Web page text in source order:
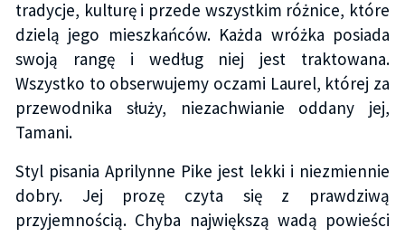
tradycje, kulturę i przede wszystkim różnice, które
dzielą jego mieszkańców. Każda wróżka posiada
swoją rangę i według niej jest traktowana.
Wszystko to obserwujemy oczami Laurel, której za
przewodnika służy, niezachwianie oddany jej,
Tamani.
Styl pisania Aprilynne Pike jest lekki i niezmiennie
dobry. Jej prozę czyta się z prawdziwą
przyjemnością. Chyba największą wadą powieści